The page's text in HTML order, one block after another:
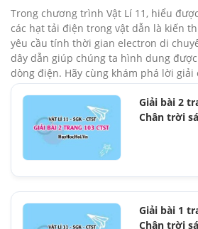
Trong chương trình Vật Lí 11, hiểu
các hạt tải điện trong vật dẫn là kiến
yêu cầu tính thời gian electron di
dây dẫn giúp chúng ta hình dung
dòng điện. Hãy cùng khám phá lời
Giải bài 2
Chân trời
Giải bài 1
Chân trời